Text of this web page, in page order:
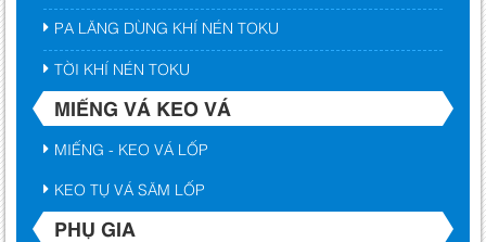
PA LĂNG DÙNG KHÍ NÉN TOKU
TỜI KHÍ NÉN TOKU
MIẾNG VÁ KEO VÁ
MIẾNG - KEO VÁ LỐP
KEO TỰ VÁ SĂM LỐP
PHỤ GIA